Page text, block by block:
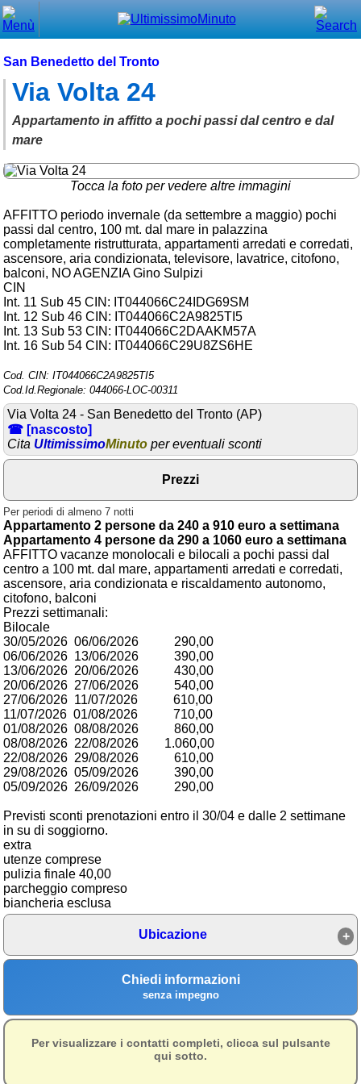
San Benedetto del Tronto
Via Volta 24
Appartamento in affitto a pochi passi dal centro e dal
mare
Tocca la foto per vedere altre immagini
AFFITTO periodo invernale (da settembre a maggio) pochi
passi dal centro, 100 mt. dal mare in palazzina
completamente ristrutturata, appartamenti arredati e corredati,
ascensore, aria condizionata, televisore, lavatrice, citofono,
balconi, NO AGENZIA Gino Sulpizi
CIN
Int. 11 Sub 45 CIN: IT044066C24IDG69SM
Int. 12 Sub 46 CIN: IT044066C2A9825TI5
Int. 13 Sub 53 CIN: IT044066C2DAAKM57A
Int. 16 Sub 54 CIN: IT044066C29U8ZS6HE
Cod. CIN: IT044066C2A9825TI5
Cod.Id.Regionale: 044066-LOC-00311
Via Volta 24 - San Benedetto del Tronto (AP)
☎ [nascosto]
Cita UltimissimoMinuto per eventuali sconti
Prezzi
Per periodi di almeno 7 notti
Appartamento 2 persone da 240 a 910 euro a settimana
Appartamento 4 persone da 290 a 1060 euro a settimana
AFFITTO vacanze monolocali e bilocali a pochi passi dal
centro a 100 mt. dal mare, appartamenti arredati e corredati,
ascensore, aria condizionata e riscaldamento autonomo,
citofono, balconi
Prezzi settimanali:
Bilocale
30/05/2026 06/06/2026 290,00
06/06/2026 13/06/2026 390,00
13/06/2026 20/06/2026 430,00
20/06/2026 27/06/2026 540,00
27/06/2026 11/07/2026 610,00
11/07/2026 01/08/2026 710,00
01/08/2026 08/08/2026 860,00
08/08/2026 22/08/2026 1.060,00
22/08/2026 29/08/2026 610,00
29/08/2026 05/09/2026 390,00
05/09/2026 26/09/2026 290,00
Previsti sconti prenotazioni entro il 30/04 e dalle 2 settimane
in su di soggiorno.
extra
utenze comprese
pulizia finale 40,00
parcheggio compreso
biancheria esclusa
Ubicazione
Chiedi informazioni
senza impegno
Per visualizzare i contatti completi, clicca sul pulsante
qui sotto.
Menù principale
⌂ Home
🕐 Last Minute
Trova vicino a te
➕ Inserisci annuncio
Ottenere il CIN
Blog
Eventi e cose da vedere
Area riservata
Chi siamo
Blog
➕ Segnala evento
Area riservata
Chi siamo
Ambienti
≋ Mare
🗻 Montagna
Laghi
Isole
Campagna
Terme
Sci
Altro
Cerca le offerte per regione
Abruzzo(214)
Basilicata(64)
(227)
Friuli - Venezia Giulia
(39)